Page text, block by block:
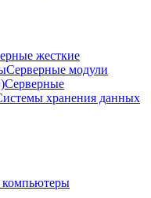
жесткие
Серверные модули
Серверные
хранения данных
компьютеры